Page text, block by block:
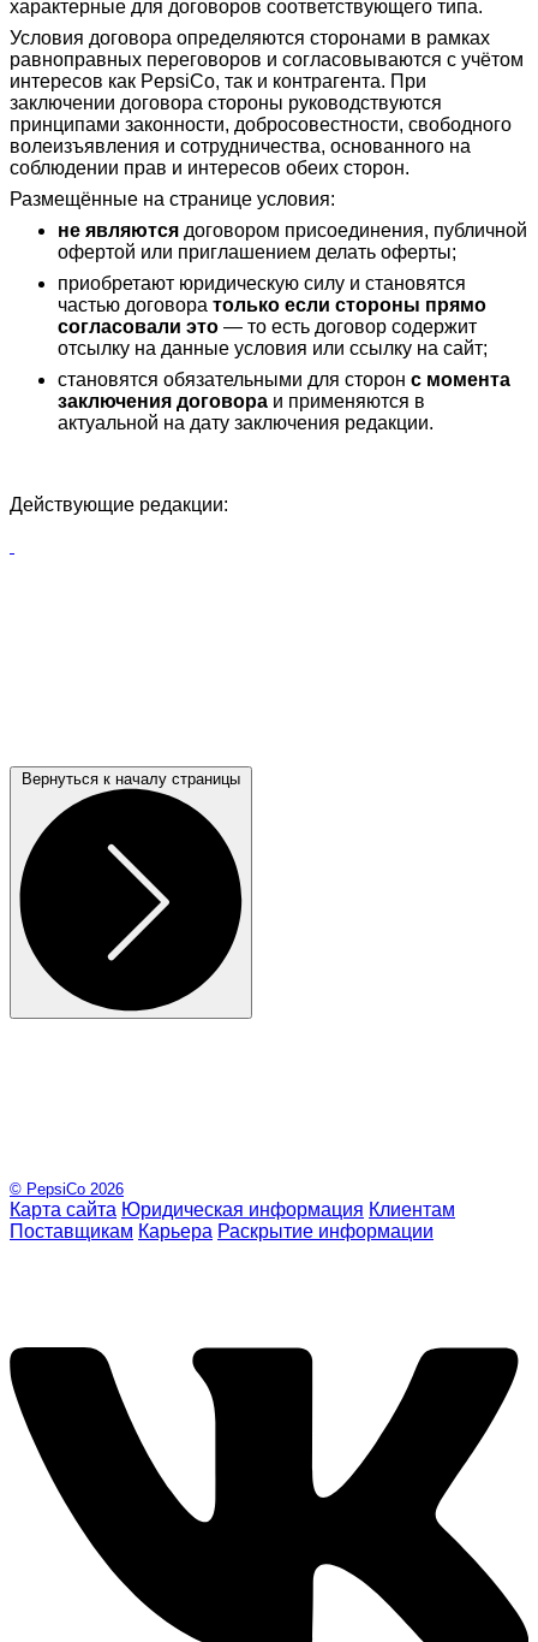
характерные для договоров соответствующего типа.
Условия договора определяются сторонами в рамках
равноправных переговоров и согласовываются с учётом
интересов как PepsiCo, так и контрагента. При
заключении договора стороны руководствуются
принципами законности, добросовестности, свободного
волеизъявления и сотрудничества, основанного на
соблюдении прав и интересов обеих сторон.
Размещённые на странице условия:
не являются договором присоединения, публичной
офертой или приглашением делать оферты;
приобретают юридическую силу и становятся
частью договора только если стороны прямо
согласовали это — то есть договор содержит
отсылку на данные условия или ссылку на сайт;
становятся обязательными для сторон с момента
заключения договора и применяются в
актуальной на дату заключения редакции.
Действующие редакции:
© PepsiCo 2026
Карта сайта Юридическая информация Клиентам
Поставщикам Карьера Раскрытие информации